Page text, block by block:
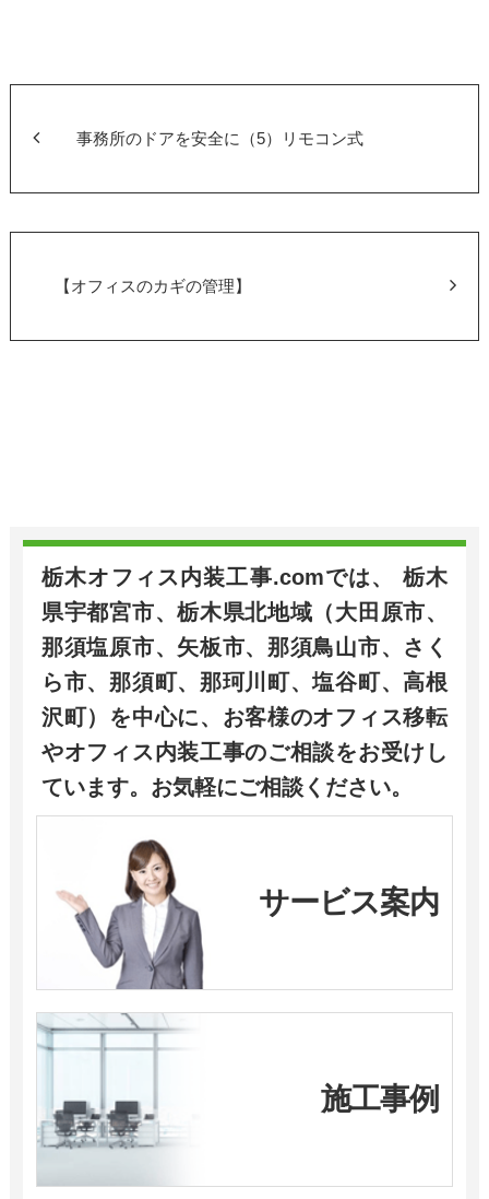
事務所のドアを安全に（5）リモコン式
【オフィスのカギの管理】
栃木オフィス内装工事.comでは、 栃木
県宇都宮市、栃木県北地域（大田原市、
那須塩原市、矢板市、那須鳥山市、さく
ら市、那須町、那珂川町、塩谷町、高根
沢町）を中心に、お客様のオフィス移転
やオフィス内装工事のご相談をお受けし
ています。お気軽にご相談ください。
サービス案内
施工事例